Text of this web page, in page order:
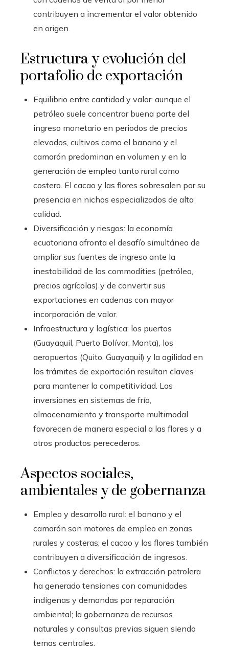
contribuyen a incrementar el valor obtenido
en origen.
Estructura y evolución del
portafolio de exportación
Equilibrio entre cantidad y valor: aunque el
petróleo suele concentrar buena parte del
ingreso monetario en periodos de precios
elevados, cultivos como el banano y el
camarón predominan en volumen y en la
generación de empleo tanto rural como
costero. El cacao y las flores sobresalen por su
presencia en nichos especializados de alta
calidad.
Diversificación y riesgos: la economía
ecuatoriana afronta el desafío simultáneo de
ampliar sus fuentes de ingreso ante la
inestabilidad de los commodities (petróleo,
precios agrícolas) y de convertir sus
exportaciones en cadenas con mayor
incorporación de valor.
Infraestructura y logística: los puertos
(Guayaquil, Puerto Bolívar, Manta), los
aeropuertos (Quito, Guayaquil) y la agilidad en
los trámites de exportación resultan claves
para mantener la competitividad. Las
inversiones en sistemas de frío,
almacenamiento y transporte multimodal
favorecen de manera especial a las flores y a
otros productos perecederos.
Aspectos sociales,
ambientales y de gobernanza
Empleo y desarrollo rural: el banano y el
camarón son motores de empleo en zonas
rurales y costeras; el cacao y las flores también
contribuyen a diversificación de ingresos.
Conflictos y derechos: la extracción petrolera
ha generado tensiones con comunidades
indígenas y demandas por reparación
ambiental; la gobernanza de recursos
naturales y consultas previas siguen siendo
temas centrales.